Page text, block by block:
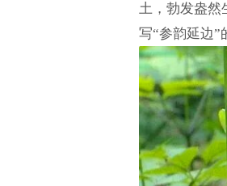
土，勃发盎然
写“参韵延边”